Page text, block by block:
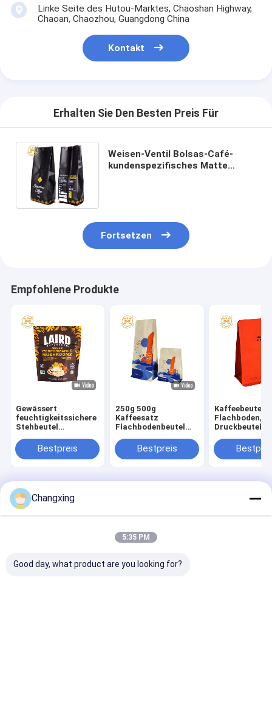
Linke Seite des Hutou-Marktes, Chaoshan Highway,
Chaoan, Chaozhou, Guangdong China
Kontakt
Erhalten Sie Den Besten Preis Für
Weisen-Ventil Bolsas-Café-
kundenspezifisches Matte
Fortsetzen
Empfohlene Produkte
Gewässert
feuchtigkeitssichere
Stehbeutel
Verpackungstüte
Kunststoff-Protein-
Kaffeetaschen
Bestpreis
250g 500g
Kaffeesatz
Flachbodenbeutel
Kaffeebohnen
Verpackungstüten
Bestpreis
Kaffeebeutel
Flachboden,
Druckbeutel
Ventil
Guangdong Changxing Printing Service Co., Ltd.. All Rights
Reserved.
Changxing
5:35 PM
Good day, what product are you looking for?